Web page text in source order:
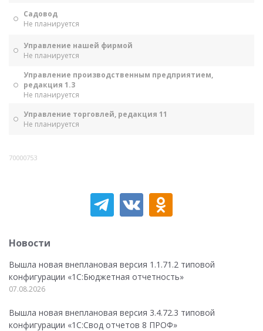
Садовод
Не планируется
Управление нашей фирмой
Не планируется
Управление производственным предприятием,
редакция 1.3
Не планируется
Управление торговлей, редакция 11
Не планируется
70000753
Новости
Вышла новая внеплановая версия 1.1.71.2 типовой
конфигурации «1C:Бюджетная отчетность»
07.08.2026
Вышла новая внеплановая версия 3.4.72.3 типовой
конфигурации «1C:Свод отчетов 8 ПРОФ»